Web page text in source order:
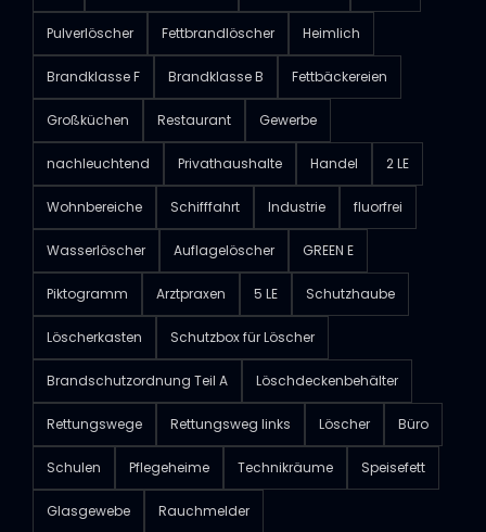
Pulverlöscher Fettbrandlöscher Heimlich
Brandklasse F Brandklasse B Fettbäckereien
Großküchen Restaurant Gewerbe
nachleuchtend Privathaushalte Handel 2 LE
Wohnbereiche Schifffahrt Industrie fluorfrei
Wasserlöscher Auflagelöscher GREEN E
Piktogramm Arztpraxen 5 LE Schutzhaube
Löscherkasten Schutzbox für Löscher
Brandschutzordnung Teil A Löschdeckenbehälter
Rettungswege Rettungsweg links Löscher Büro
Schulen Pflegeheime Technikräume Speisefett
Glasgewebe Rauchmelder